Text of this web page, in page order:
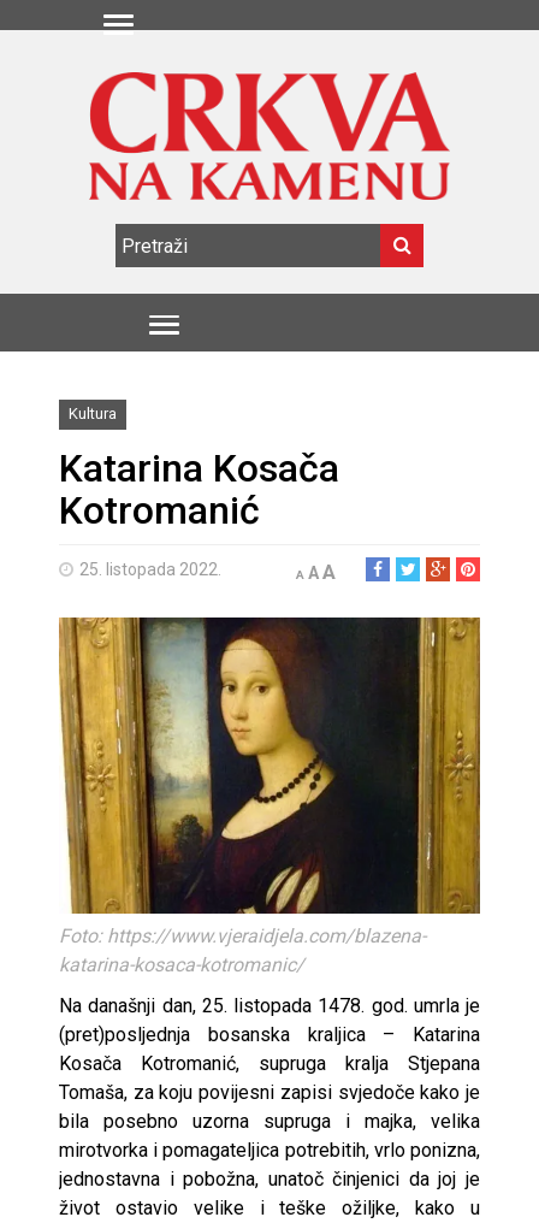
Kultura
Katarina Kosača
Kotromanić
25. listopada 2022. A AA
Foto: https://www.vjeraidjela.com/blazena-
katarina-kosaca-kotromanic/
Na današnji dan, 25. listopada 1478. god. umrla je
(pret)posljednja bosanska kraljica – Katarina
Kosača Kotromanić, supruga kralja Stjepana
Tomaša, za koju povijesni zapisi svjedoče kako je
bila posebno uzorna supruga i majka, velika
mirotvorka i pomagateljica potrebitih, vrlo ponizna,
jednostavna i pobožna, unatoč činjenici da joj je
život ostavio velike i teške ožiljke, kako u